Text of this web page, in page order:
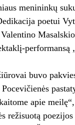
menininkų
poetui
performansą
buvo
apie
režisuotą